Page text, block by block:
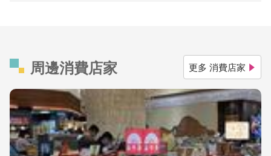
周邊消費店家 更多 消費店家